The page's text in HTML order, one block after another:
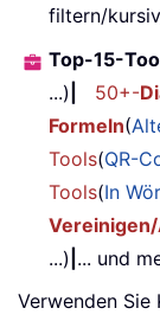
filtern/
Top-15-
...)
50+-
Formeln(
Tools(QR-
Tools(In
...) ... und
Verwenden